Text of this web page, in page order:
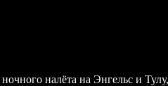
налёта на Энгельс и